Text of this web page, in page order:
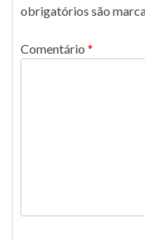
obrigatórios são
Comentário *